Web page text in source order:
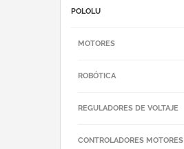
POLOLU
MOTORES
ROBÓTICA
REGULADORES DE VOLTAJE
CONTROLADORES MOTORES